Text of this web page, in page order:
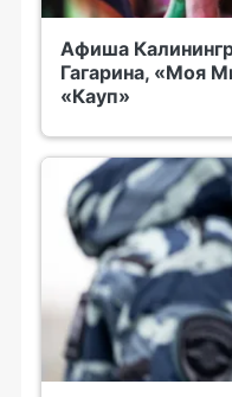
Афиша
Гагарина, «Моя
«Кауп»